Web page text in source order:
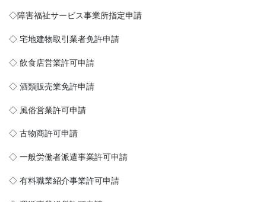
◇障害福祉サービス事業所指定申請
◇ 宅地建物取引業者免許申請
◇ 飲食店営業許可申請
◇ 酒類販売業免許申請
◇ 風俗営業許可申請
◇ 古物商許可申請
◇ 一般労働者派遣事業許可申請
◇ 有料職業紹介事業許可申請